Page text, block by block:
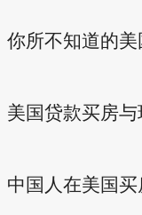
你所不知道的
美国贷款买房
中国人在美国